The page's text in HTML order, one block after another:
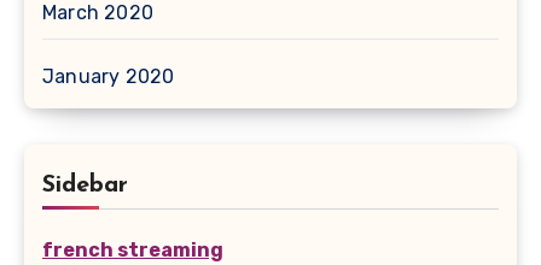
March 2020
January 2020
Sidebar
french streaming